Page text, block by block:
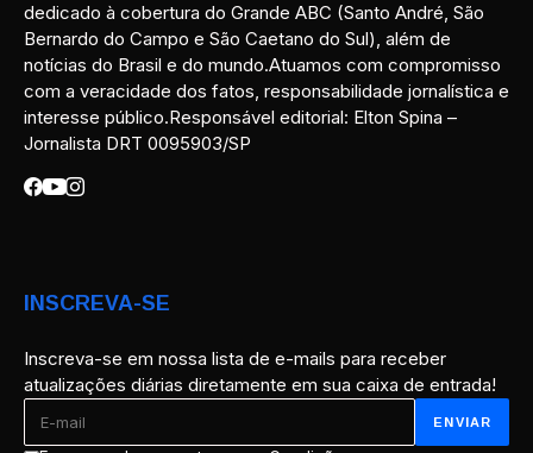
dedicado à cobertura do Grande ABC (Santo André, São
Bernardo do Campo e São Caetano do Sul), além de
notícias do Brasil e do mundo.Atuamos com compromisso
com a veracidade dos fatos, responsabilidade jornalística e
interesse público.Responsável editorial: Elton Spina –
Jornalista DRT 0095903/SP
INSCREVA-SE
Inscreva-se em nossa lista de e-mails para receber
atualizações diárias diretamente em sua caixa de entrada!